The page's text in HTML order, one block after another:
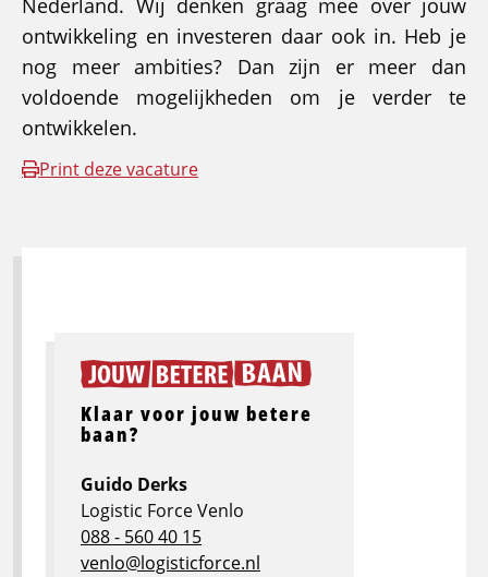
Nederland. Wij denken graag mee over jouw
ontwikkeling en investeren daar ook in. Heb je
nog meer ambities? Dan zijn er meer dan
voldoende mogelijkheden om je verder te
ontwikkelen.
Print deze vacature
Klaar voor jouw betere
baan?
Guido Derks
Logistic Force Venlo
088 - 560 40 15
venlo@logisticforce.nl